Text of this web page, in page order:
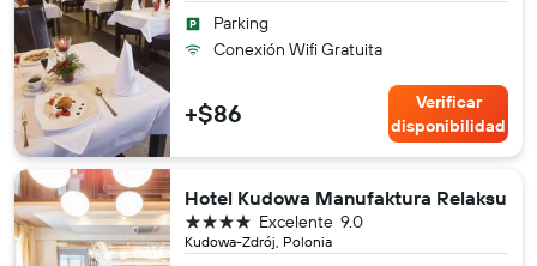
Parking
Conexión Wifi Gratuita
+$86
Verificar
disponibilidad
Hotel Kudowa Manufaktura Relaksu
Kudowa-Zdrój, Polonia
9.0
Excelente
4 estrellas